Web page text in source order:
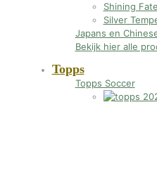
Shining
Silver
Japans en
Bekijk hier alle
Topps
Topps Soccer